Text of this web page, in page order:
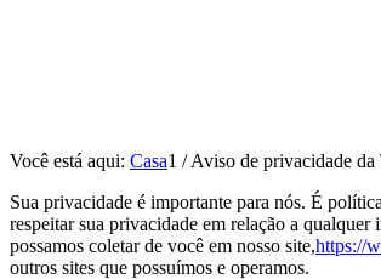
Você está aqui: Casa1 / Aviso de privacidade
Sua privacidade é importante para nós. É
respeitar sua privacidade em relação a qualquer
possamos coletar de você em nosso site,https://
outros sites que possuímos e operamos.